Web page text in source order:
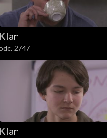
Klan
2747
Klan